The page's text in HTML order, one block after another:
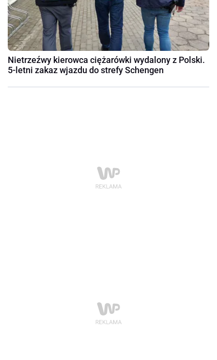
Nietrzeźwy kierowca ciężarówki wydalony z Polski.
5-letni zakaz wjazdu do strefy Schengen